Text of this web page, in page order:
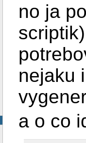
no ja
nejaku
a o co